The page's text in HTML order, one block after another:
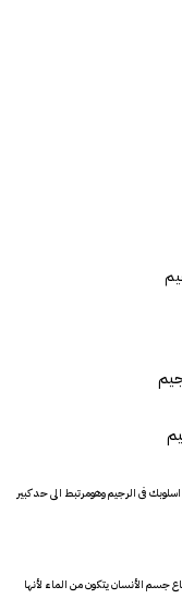
فى الرجيم وهومرتبط الى حد كبير
جسم الأنسان يتكون من الماء لأنها